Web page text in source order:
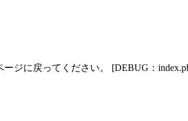
ジに戻ってください。 [DEBUG：